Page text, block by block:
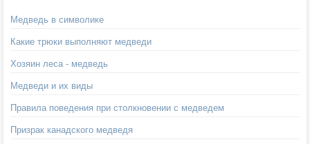
Медведь в символике
Какие трюки выполняют медведи
Хозяин леса - медведь
Медведи и их виды
Правила поведения при столкновении с медведем
Призрак канадского медведя